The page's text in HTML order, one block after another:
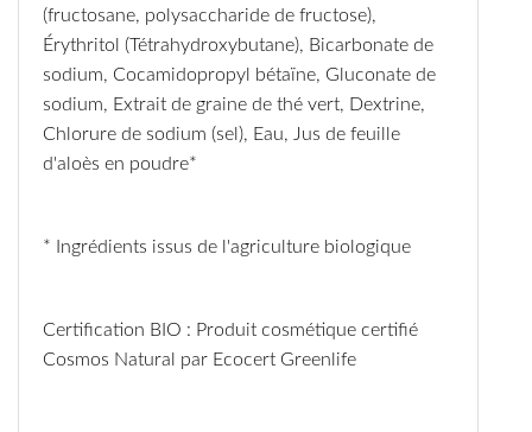
(fructosane, polysaccharide de fructose),
Érythritol (Tétrahydroxybutane), Bicarbonate de
sodium, Cocamidopropyl bétaïne, Gluconate de
sodium, Extrait de graine de thé vert, Dextrine,
Chlorure de sodium (sel), Eau, Jus de feuille
d'aloès en poudre*
* Ingrédients issus de l'agriculture biologique
Certification BIO : Produit cosmétique certifié
Cosmos Natural par Ecocert Greenlife